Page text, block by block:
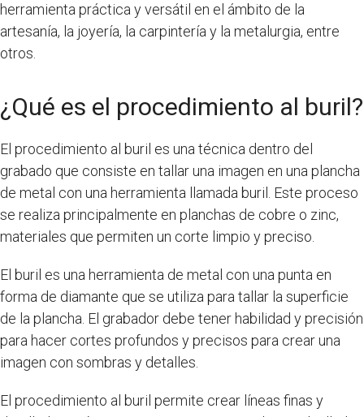
herramienta práctica y versátil en el ámbito de la
artesanía, la joyería, la carpintería y la metalurgia, entre
otros.
¿Qué es el procedimiento al buril?
El procedimiento al buril es una técnica dentro del
grabado que consiste en tallar una imagen en una plancha
de metal con una herramienta llamada buril. Este proceso
se realiza principalmente en planchas de cobre o zinc,
materiales que permiten un corte limpio y preciso.
El buril es una herramienta de metal con una punta en
forma de diamante que se utiliza para tallar la superficie
de la plancha. El grabador debe tener habilidad y precisión
para hacer cortes profundos y precisos para crear una
imagen con sombras y detalles.
El procedimiento al buril permite crear líneas finas y